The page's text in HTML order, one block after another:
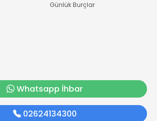
Günlük Burçlar
Whatsapp İhbar
02624134300